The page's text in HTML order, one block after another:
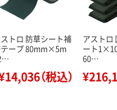
トロ 防草シート補
ープ 80mm×5m
（税込）
アストロ
ート
60…